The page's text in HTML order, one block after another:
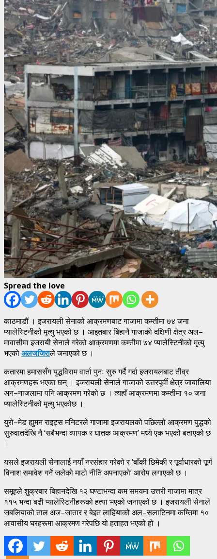
Spread the love
काठमाडौं । इजरायली सेनाको आक्रमणबाट गाजामा कम्तीमा ७४ जना
प्यालेस्टिनीको मृत्यु भएको छ । आइतबार बिहानै गाजाको दक्षिणी क्षेत्र अल–
मावासीमा इजरायी सेनाले गरेको आक्रमणमा कम्तीमा ७४ प्यालेस्टिनीको मृत्यु
भएकोअलजजिराले जनाएको छ ।
कतारमा हमाससँग युद्धविराम वार्ता पुनः सुरु गर्दै गर्दा इजरायलबाट तीव्र
आक्रमणहरू भएका छन् । इजरायली सेनाले गाजाको उत्तरपूर्वी क्षेत्र जाबालिया
अन–नाजलामा पनि आक्रमण गरेको छ । त्यहाँ आक्रमणमा कम्तीमा १० जना
प्यालेस्टिनीको मृत्यु भएकोछ ।
युरो–मेड ह्युमन राइट्स मनिटरले गाजामा इजरायलको पछिल्लो आक्रमण युद्धको
सुरुवातदेखि नै ‘सबैभन्दा व्यापक र घातक आक्रमण’ मध्ये एक भएको बताएको छ
।
यसले इजरायली सेनालाई नयाँ नरसंहार गरेको र ‘बाँकी छिमेकी र पूर्वाधारको पूर्ण
विनाश समावेश गर्ने जलेको माटो नीति अपनाएको’ आरोप लगाएको छ ।
समूहले शुक्रबार बिहानदेखि १२ घण्टाभन्दा कम समयमा उत्तरी गाजामा मात्र
११५ भन्दा बढी प्यालेस्टिनीहरूको हत्या भएको जनाएको छ । इजरायली सेनाले
जबलियाको ताल अज–जातार र बेइत लाहियाको अल–सलाटिनमा कम्तिमा १०
आवासीय घरहरूमा आक्रमण गरेपछि यो हताहत भएको हो ।